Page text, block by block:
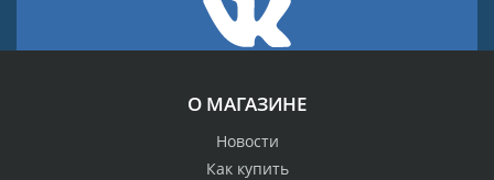
О МАГАЗИНЕ
Новости
Как купить